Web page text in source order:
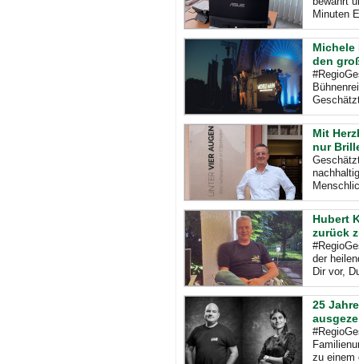
Minuten
Michele
den
Mit
nur
Hubert
zurück
der
Dir vor,
25
zu einem